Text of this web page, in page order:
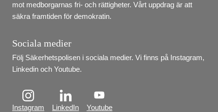
mot medborgarnas fri- och rättigheter. Vårt uppdrag är att
säkra framtiden för demokratin.
Sociala medier
Följ Säkerhetspolisen i sociala medier. Vi finns på Instagram,
Linkedin och Youtube.
Instagram LinkedIn Youtube